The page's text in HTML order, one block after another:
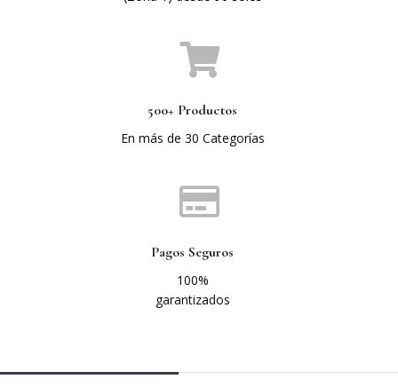
500+ Productos
En más de 30 Categorías
Pagos Seguros
100%
garantizados